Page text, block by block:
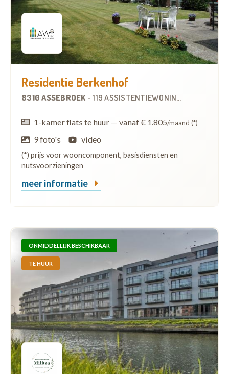
Residentie Berkenhof
8310 ASSEBROEK -119 ASSISTENTIEWONINGEN
1-kamer flats te huur — vanaf € 1.805/maand (*)
9 foto's video
(*) prijs voor wooncomponent, basisdiensten en
nutsvoorzieningen
meer informatie
ONMIDDELLIJK BESCHIKBAAR
TE HUUR